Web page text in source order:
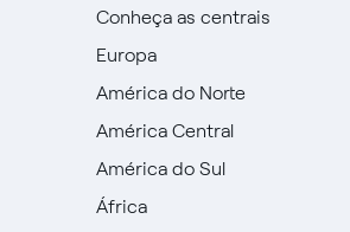
Conheça as centrais
Europa
América do Norte
América Central
América do Sul
África